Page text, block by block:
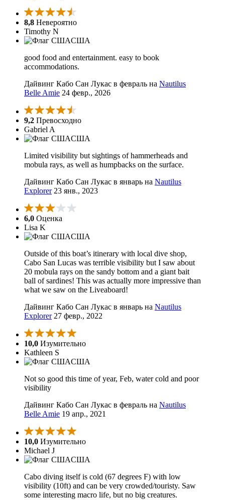
8,8 Невероятно
Timothy N
США
good food and entertainment. easy to book
accommodations.
Дайвинг Кабо Сан Лукас в февраль на Nautilus
Belle Amie 24 февр., 2026
9,2 Превосходно
Gabriel A
США
Limited visibility but sightings of hammerheads and
mobula rays, as well as humpbacks on the surface.
Дайвинг Кабо Сан Лукас в январь на Nautilus
Explorer 23 янв., 2023
6,0 Оценка
Lisa K
США
Outside of this boat’s itinerary with local dive shop,
Cabo San Lucas was terrible visibility but I saw about
20 mobula rays on the sandy bottom and a giant bait
ball of sardines! This was actually more impressive than
what we saw on the Liveaboard!
Дайвинг Кабо Сан Лукас в январь на Nautilus
Explorer 27 февр., 2022
10,0 Изумительно
Kathleen S
США
Not so good this time of year, Feb, water cold and poor
visibility
Дайвинг Кабо Сан Лукас в февраль на Nautilus
Belle Amie 19 апр., 2021
10,0 Изумительно
Michael J
США
Cabo diving itself is cold (67 degrees F) with low
visibility (10ft) and can be very crowded/touristy. Saw
some interesting macro life, but no big creatures.